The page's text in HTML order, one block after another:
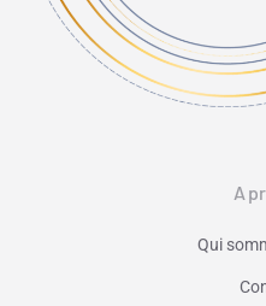
A
Qui